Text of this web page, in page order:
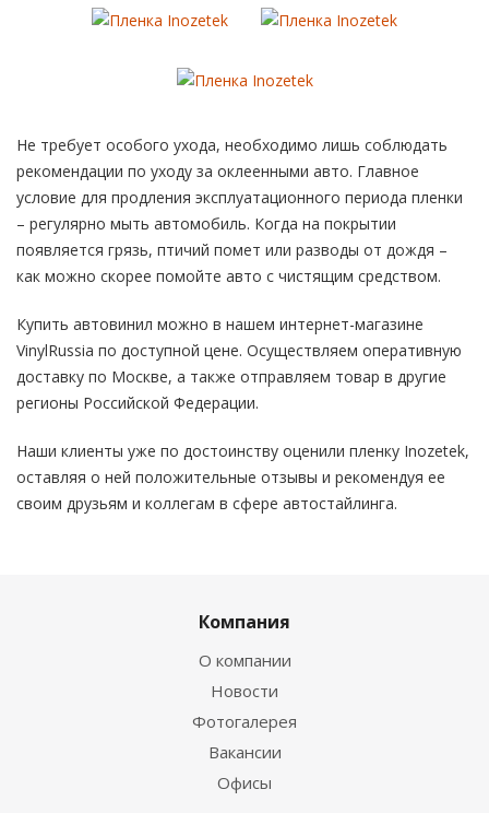
Не требует особого ухода, необходимо лишь соблюдать
рекомендации по уходу за оклеенными авто. Главное
условие для продления эксплуатационного периода пленки
– регулярно мыть автомобиль. Когда на покрытии
появляется грязь, птичий помет или разводы от дождя –
как можно скорее помойте авто с чистящим средством.
Купить автовинил можно в нашем интернет-магазине
VinylRussia по доступной цене. Осуществляем оперативную
доставку по Москве, а также отправляем товар в другие
регионы Российской Федерации.
Наши клиенты уже по достоинству оценили пленку Inozetek,
оставляя о ней положительные отзывы и рекомендуя ее
своим друзьям и коллегам в сфере автостайлинга.
Компания
О компании
Новости
Фотогалерея
Вакансии
Офисы